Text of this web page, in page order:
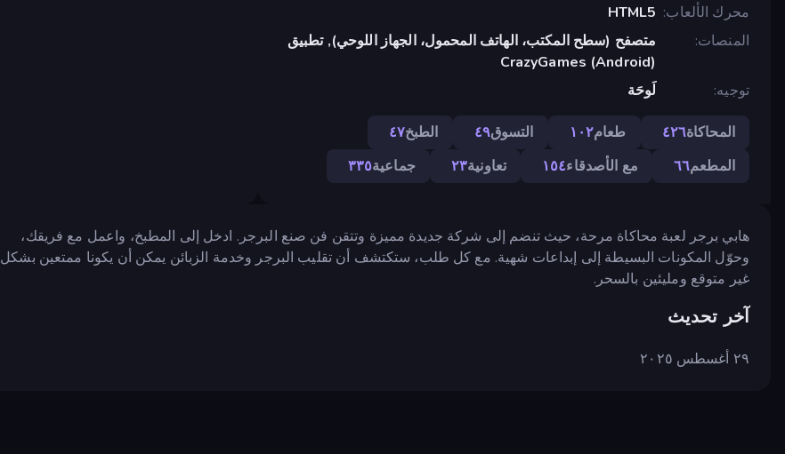
محرك الألعاب HTML5
المنصات
متصفح (سطح المكتب، الهاتف المحمول، الجهاز اللوحي), تطبيق
CrazyGames (Android)
توجيه
لَوحَة
المحاكاة٤٢٦ طعام١٠٢ التسوق٤٩ الطبخ٤٧
المطعم٦٦ مع الأصدقاء١٥٤ تعاونية٢٣ جماعية٣٣٥
هابي برجر لعبة محاكاة مرحة، حيث تنضم إلى شركة جديدة مميزة وتتقن فن صنع البرجر. ادخل إلى المطبخ، واعمل مع فريقك،
وحوّل المكونات البسيطة إلى إبداعات شهية. مع كل طلب، ستكتشف أن تقليب البرجر وخدمة الزبائن يمكن أن يكونا ممتعين بشكل
غير متوقع ومليئين بالسحر.
آخر تحديث
٢٩ أغسطس ٢٠٢٥